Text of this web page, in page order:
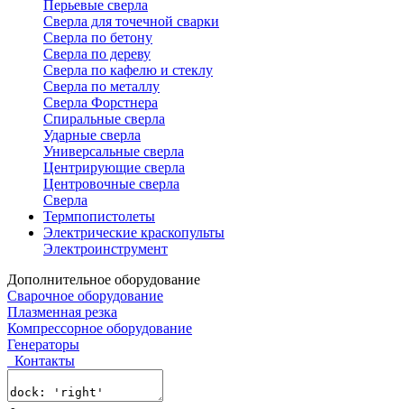
Перьевые сверла
Сверла для точечной сварки
Сверла по бетону
Сверла по дереву
Сверла по кафелю и стеклу
Сверла по металлу
Сверла Форстнера
Спиральные сверла
Ударные сверла
Универсальные сверла
Центрирующие сверла
Центровочные сверла
Сверла
Термпопистолеты
Электрические краскопульты
Электроинструмент
Дополнительное оборудование
Сварочное оборудование
Плазменная резка
Компрессорное оборудование
Генераторы
Контакты